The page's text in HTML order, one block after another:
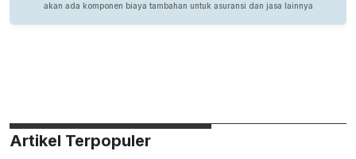
Artikel Terpopuler